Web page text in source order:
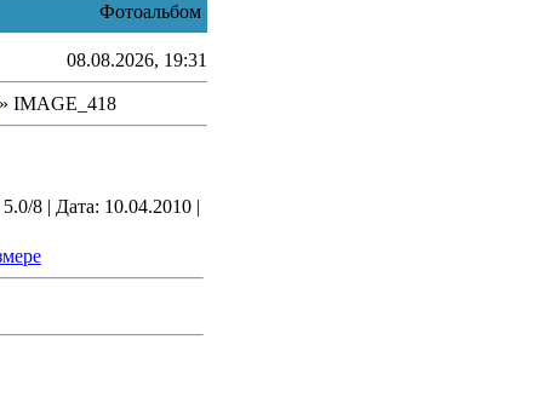
Фотоальбом
08.08.2026, 19:31
» IMAGE_418
8 | Дата: 10.04.2010 |